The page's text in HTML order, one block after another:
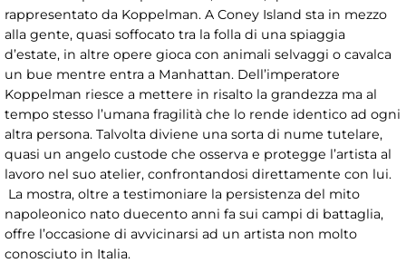
rappresentato da Koppelman. A Coney Island sta in mezzo
alla gente, quasi soffocato tra la folla di una spiaggia
d’estate, in altre opere gioca con animali selvaggi o cavalca
un bue mentre entra a Manhattan. Dell’imperatore
Koppelman riesce a mettere in risalto la grandezza ma al
tempo stesso l’umana fragilità che lo rende identico ad ogni
altra persona. Talvolta diviene una sorta di nume tutelare,
quasi un angelo custode che osserva e protegge l’artista al
lavoro nel suo atelier, confrontandosi direttamente con lui.
La mostra, oltre a testimoniare la persistenza del mito
napoleonico nato duecento anni fa sui campi di battaglia,
offre l’occasione di avvicinarsi ad un artista non molto
conosciuto in Italia.